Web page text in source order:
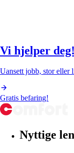
Vi hjelper deg!
Uansett jobb, stor eller
Gratis befaring!
Nyttige